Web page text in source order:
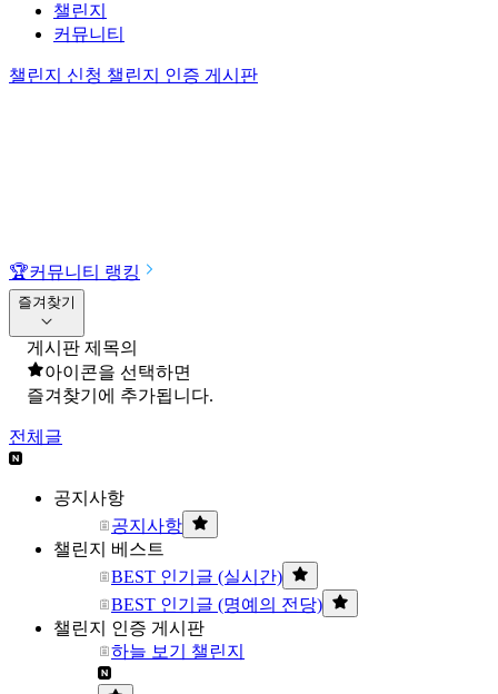
챌린지
커뮤니티
챌린지 신청 챌린지 인증 게시판
🏆커뮤니티 랭킹
즐겨찾기
게시판 제목의
아이콘을 선택하면
즐겨찾기에 추가됩니다.
전체글
공지사항
공지사항
챌린지 베스트
BEST 인기글 (실시간)
BEST 인기글 (명예의 전당)
챌린지 인증 게시판
하늘 보기 챌린지